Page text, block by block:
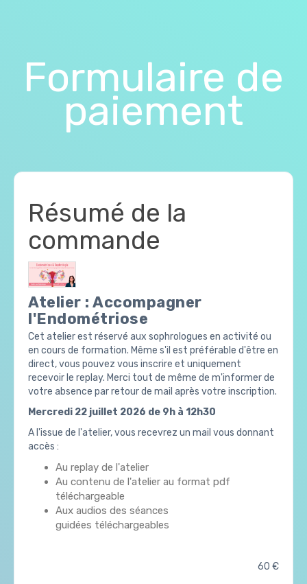
Formulaire de
paiement
Résumé de la
commande
Atelier : Accompagner
l'Endométriose
Cet atelier est réservé aux sophrologues en activité ou
en cours de formation. Même s'il est préférable d'être en
direct, vous pouvez vous inscrire et uniquement
recevoir le replay. Merci tout de même de m'informer de
votre absence par retour de mail après votre inscription.
Mercredi 22 juillet 2026 de 9h à 12h30
A l'issue de l'atelier, vous recevrez un mail vous donnant
accès :
Au replay de l'atelier
Au contenu de l'atelier au format pdf
téléchargeable
Aux audios des séances
guidées téléchargeables
60 €